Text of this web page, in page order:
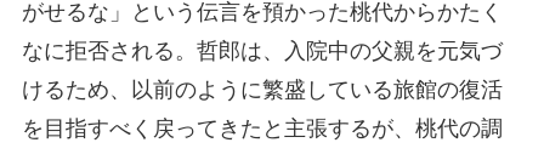
がせるな」という伝言を預かった桃代からかたく
なに拒否される。哲郎は、入院中の父親を元気づ
けるため、以前のように繁盛している旅館の復活
を目指すべく戻ってきたと主張するが、桃代の調